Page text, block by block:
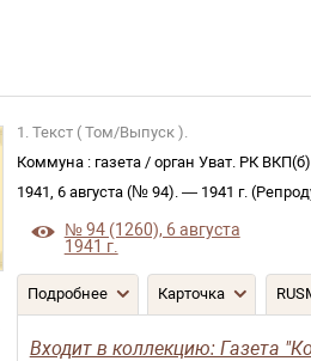
1. Текст ( Том/Выпуск ).
Коммуна : газета / орган Уват. РК
1941, 6 августа (№ 94). —1941 г.
№ 94 (1260), 6 августа
1941 г.
Подробнее Карточка
Входит в коллекцию: Газета